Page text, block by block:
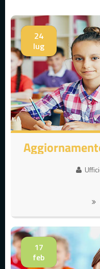
24
lug
17
feb